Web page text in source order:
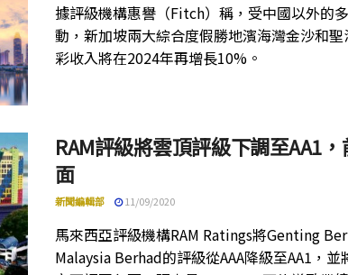
據評級機構惠譽（Fitch）稱，受中國以外的
動，新加坡兩大綜合度假勝地濱海灣金沙和
彩收入將在2024年再增長10%。
RAM評級將雲頂評級下調至AA1
面
新聞編輯部 11/09/2020
馬來西亞評級機構RAM Ratings將Genting
Malaysia Berhad的評級從AAA降級至AA1，